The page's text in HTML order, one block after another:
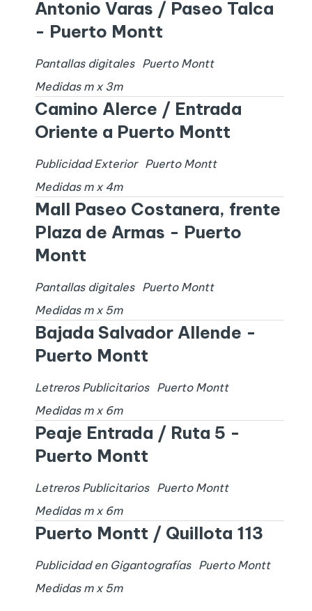
Antonio Varas / Paseo Talca
- Puerto Montt
Pantallas digitales
Puerto Montt
Medidas m x 3m
Camino Alerce / Entrada
Oriente a Puerto Montt
Publicidad Exterior
Puerto Montt
Medidas m x 4m
Mall Paseo Costanera, frente
Plaza de Armas - Puerto
Montt
Pantallas digitales
Puerto Montt
Medidas m x 5m
Bajada Salvador Allende -
Puerto Montt
Letreros Publicitarios
Puerto Montt
Medidas m x 6m
Peaje Entrada / Ruta 5 -
Puerto Montt
Letreros Publicitarios
Puerto Montt
Medidas m x 6m
Puerto Montt / Quillota 113
Publicidad en Gigantografías
Puerto Montt
Medidas m x 5m